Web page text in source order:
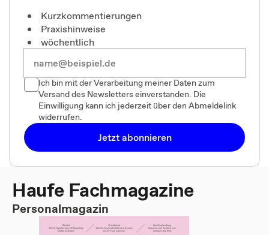
Kurzkommentierungen
Praxishinweise
wöchentlich
Ich bin mit der Verarbeitung meiner Daten zum
Versand des Newsletters einverstanden. Die
Einwilligung kann ich jederzeit über den Abmeldelink
widerrufen.
Jetzt abonnieren
Haufe Fachmagazine
Personalmagazin